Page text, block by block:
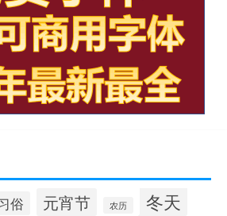
俗 元宵节 农历 冬天